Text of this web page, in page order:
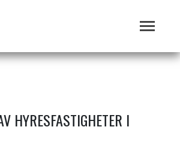
HYRESFASTIGHETER I